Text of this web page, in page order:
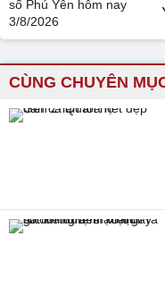
CÙNG CHUYÊN